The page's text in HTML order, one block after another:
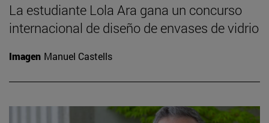
La estudiante Lola Ara gana un concurso
internacional de diseño de envases de vidrio
Imagen Manuel Castells